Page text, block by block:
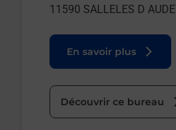
11590 SALLELES D AUDE
En savoir plus
Découvrir ce bureau